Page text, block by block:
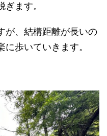
ます。
が、結構距離が長いの
歩いていきます。